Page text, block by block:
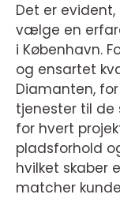
Det er
vælge en
i København.
og ensartet
Diamanten,
tjenester til de
for hvert
pladsforhold
hvilket skaber
matcher